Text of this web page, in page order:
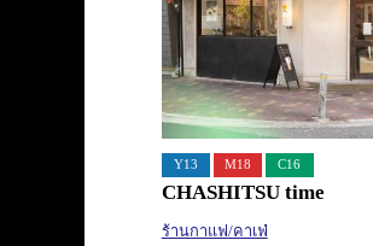
Y13 M18 C16
CHASHITSU time
ร้านกาแฟ/คาเฟ่